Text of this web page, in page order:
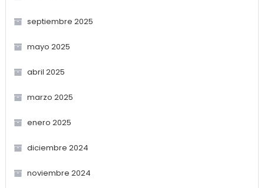
septiembre 2025
mayo 2025
abril 2025
marzo 2025
enero 2025
diciembre 2024
noviembre 2024